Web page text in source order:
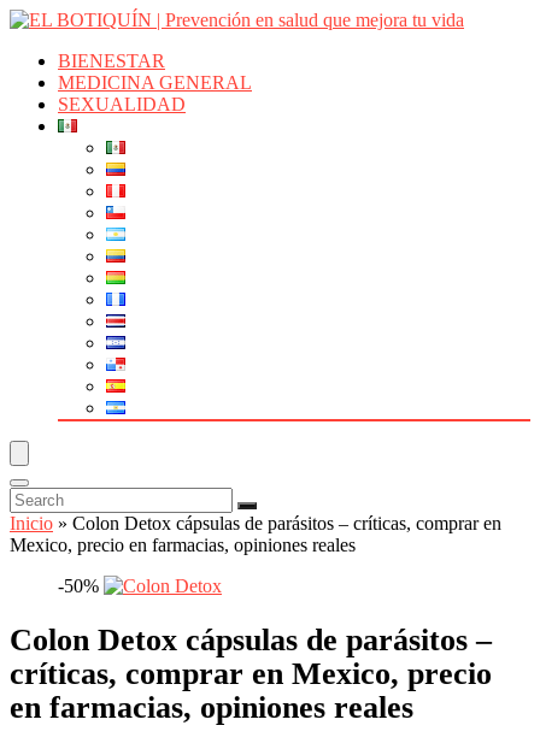
BIENESTAR
MEDICINA GENERAL
SEXUALIDAD
Inicio » Colon Detox cápsulas de parásitos – críticas, comprar en
Mexico, precio en farmacias, opiniones reales
-50%
Colon Detox cápsulas de parásitos –
críticas, comprar en Mexico, precio
en farmacias, opiniones reales